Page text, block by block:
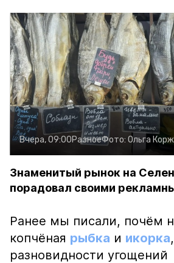
Вчера, 09:00РазноеФото: Ольга
Знаменитый рынок на
порадовал своими
Ранее мы писали, почём
копчёная рыбка и икорка
разновидности угощений